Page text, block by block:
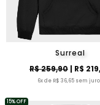
Surreal
R$ 259,90| R$
6x de R$ 36,65 sem
15% OFF